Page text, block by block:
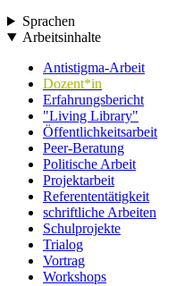
Sprachen
Arbeitsinhalte
Antistigma-Arbeit
Dozent*in
Erfahrungsbericht
"Living Library"
Öffentlichkeitsarbeit
Peer-Beratung
Politische Arbeit
Projektarbeit
Referententätigkeit
schriftliche Arbeiten
Schulprojekte
Trialog
Vortrag
Workshops